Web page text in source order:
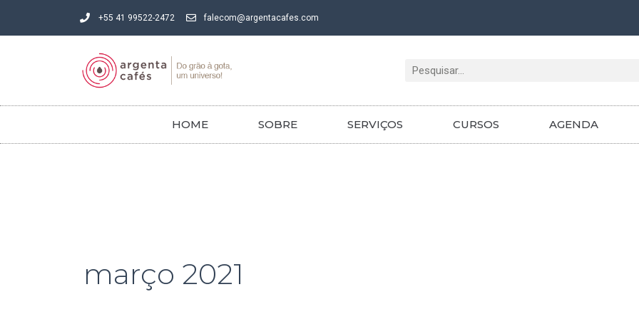
+55 41 99522-2472 falecom@argentacafes.com
Pesquisar
HOME SOBRE SERVIÇOS CURSOS AGENDA
março 2021